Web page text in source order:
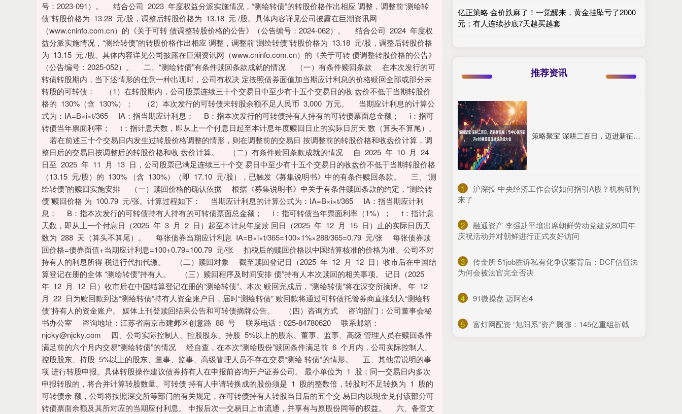
号：2023-091）。 结合公司 2023 年度权益分派实施情况，“测绘转债”的转股价格作出相应 调整，调整前“测绘转
债”转股价格为 13.28 元/股，调整后转股价格为 13.18 元 /股。具体内容详见公司披露在巨潮资讯网
（www.cninfo.com.cn）的《关于可转 债调整转股价格的公告》（公告编号：2024-062）。 结合公司 2024 年度权
益分派实施情况，“测绘转债”的转股价格作出相应 调整，调整前“测绘转债”转股价格为 13.18 元/股，调整后转股价格
为 13.15 元 /股。具体内容详见公司披露在巨潮资讯网（www.cninfo.com.cn）的《关于可转 债调整转股价格的公告》
（公告编号：2025-052）。 二、“测绘转债”有条件赎回条款成就的情况 （一）有条件赎回条款 在本次发行的可
转债转股期内，当下述情形的任意一种出现时，公司有权决 定按照债券面值加当期应计利息的价格赎回全部或部分未
转股的可转债： （1）在转股期内，公司股票连续三十个交易日中至少有十五个交易日的收 盘价不低于当期转股价
格的 130%（含 130%）； （2）本次发行的可转债未转股余额不足人民币 3,000 万元。 当期应计利息的计算公
式为：IA=B×i×t/365 IA：指当期应计利息； B：指本次发行的可转债持有人持有的可转债票面总金额； i：指可
转债当年票面利率； t：指计息天数，即从上一个付息日起至本计息年度赎回日止的实际日历天 数（算头不算尾）。
若在前述三十个交易日内发生过转股价格调整的情形，则在调整前的交易日 按调整前的转股价格和收盘价计算，调
整日后的交易日按调整后的转股价格和收 盘价计算。 （二）有条件赎回条款成就的情况 自 2025 年 10 月 24
日至 2025 年 11 月 13 日，公司股票已满足连续三十个交 易日中至少有十五个交易日的收盘价不低于当期转股价格
（13.15 元/股）的 130% （含 130%）（即 17.10 元/股），已触发《募集说明书》中的有条件赎回条款。 三、“测
绘转债”的赎回实施安排 （一）赎回价格的确认依据 根据《募集说明书》中关于有条件赎回条款的约定，“测绘转
债”赎回价格 为 100.79 元/张。计算过程如下： 当期应计利息的计算公式为：IA=B×i×t/365 IA：指当期应计利
息； B：指本次发行的可转债持有人持有的可转债票面总金额； i：指可转债当年票面利率（1%）； t：指计息
天数，即从上一个付息日（2025 年 3 月 2 日）起至本计息年度赎 回日（2025 年 12 月 15 日）止的实际日历天
数为 288 天（算头不算尾）。 每张债券当期应计利息 IA=B×i×t/365=100×1%×288/365=0.79 元/张 每张债券赎
回价格=债券面值+当期应计利息=100+0.79=100.79 元/张 扣税后的赎回价格以中国结算核准的价格为准。公司不对
持有人的利息所得 税进行代扣代缴。 （二）赎回对象 截至赎回登记日（2025 年 12 月 12 日）收市后在中国结
算登记在册的全体 “测绘转债”持有人。 （三）赎回程序及时间安排 债”持有人本次赎回的相关事项。 记日（2025
年 12 月 12 日）收市后在中国结算登记在册的“测绘转债”。本次 赎回完成后，“测绘转债”将在深交所摘牌。 年 12
月 22 日为赎回款到达“测绘转债”持有人资金账户日，届时“测绘转债” 赎回款将通过可转债托管券商直接划入“测绘转
债”持有人的资金账户。 媒体上刊登赎回结果公告和可转债摘牌公告。 （四）咨询方式 咨询部门：公司董事会秘
书办公室 咨询地址：江苏省南京市建邺区创意路 88 号 联系电话：025-84780620 联系邮箱：
njcky@njcky.com 四、公司实际控制人、控股股东、持股 5%以上的股东、董事、监事、高级 管理人员在赎回条件
满足前的六个月内交易“测绘转债”的情况 经自查，在本次“测绘股份”赎回条件满足前 6 个月内，公司实际控制人、
控股股东、持股 5%以上的股东、董事、监事、高级管理人员不存在交易“测绘 转债”的情形。 五、其他需说明的事
项 进行转股申报。具体转股操作建议债券持有人在申报前咨询开户证券公司。 最小单位为 1 股；同一交易日内多次
申报转股的，将合并计算转股数量。可转债 持有人申请转换成的股份须是 1 股的整数倍，转股时不足转换为 1 股的
可转债余 额，公司将按照深交所等部门的有关规定，在可转债持有人转股当日后的五个交 易日内以现金兑付该部分可
转债票面余额及其所对应的当期应付利息。 申报后次一交易日上市流通，并享有与原股份同等的权益。 六、备查文
亿正策略 金价跌麻了！一觉醒来，黄金挂坠亏了2000
元；有人连续抄底7天越买越套
推荐资讯
策略聚宝 深耕二百日，迈进新征程丨市中心医院召开e8S精益管理建设总结大会
1
​沪深投 中央经济工作会议如何指引A股？机构研判
来了
2
​融通资产 李强赴平壤出席朝鲜劳动党建党80周年
庆祝活动并对朝鲜进行正式友好访问
3
​传金所 51job胜诉私有化争议案背后：DCF估值法
为何会被法官完全否决
4 ​91微操盘 迈阿密4
5 ​富灯网配资 “旭阳系”资产腾挪：145亿重组折戟